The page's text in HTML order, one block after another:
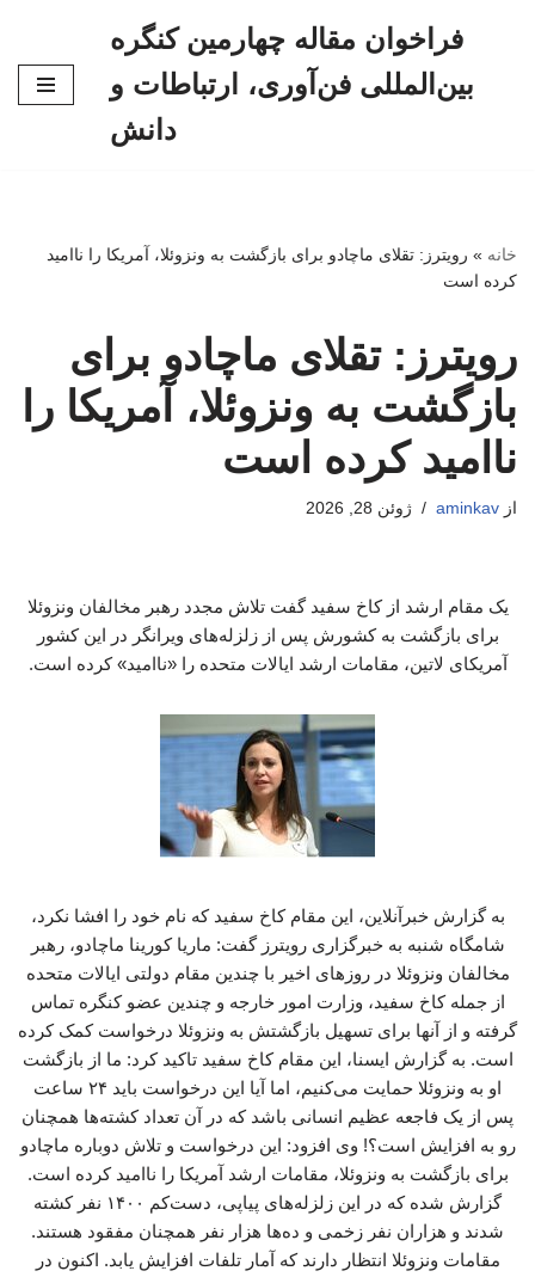
فراخوان مقاله چهارمین کنگره
بین‌المللی فن‌آوری، ارتباطات و
دانش
خانه » رویترز: تقلای ماچادو برای بازگشت به ونزوئلا، آمریکا را ناامید
کرده است
رویترز: تقلای ماچادو برای
بازگشت به ونزوئلا، آمریکا را
ناامید کرده است
از aminkav ژوئن 28, 2026
یک مقام ارشد از کاخ سفید گفت تلاش مجدد رهبر مخالفان ونزوئلا
برای بازگشت به کشورش پس از زلزله‌های ویرانگر در این کشور
آمریکای لاتین، مقامات ارشد ایالات متحده را «ناامید» کرده است.
به گزارش خبرآنلاین، این مقام کاخ سفید که نام خود را افشا نکرد،
شامگاه شنبه به خبرگزاری رویترز گفت: ماریا کورینا ماچادو، رهبر
مخالفان ونزوئلا در روزهای اخیر با چندین مقام دولتی ایالات متحده
از جمله کاخ سفید، وزارت امور خارجه و چندین عضو کنگره تماس
گرفته و از آنها برای تسهیل بازگشتش به ونزوئلا درخواست کمک کرده
است. به گزارش ایسنا، این مقام کاخ سفید تاکید کرد: ما از بازگشت
او به ونزوئلا حمایت می‌کنیم، اما آیا این درخواست باید ۲۴ ساعت
پس از یک فاجعه عظیم انسانی باشد که در آن تعداد کشته‌ها همچنان
رو به افزایش است؟! وی افزود: این درخواست و تلاش دوباره ماچادو
برای بازگشت به ونزوئلا، مقامات ارشد آمریکا را ناامید کرده است.
گزارش شده که در این زلزله‌های پیاپی، دست‌کم ۱۴۰۰ نفر کشته
شدند و هزاران نفر زخمی و ده‌ها هزار نفر همچنان مفقود هستند.
مقامات ونزوئلا انتظار دارند که آمار تلفات افزایش یابد. اکنون در